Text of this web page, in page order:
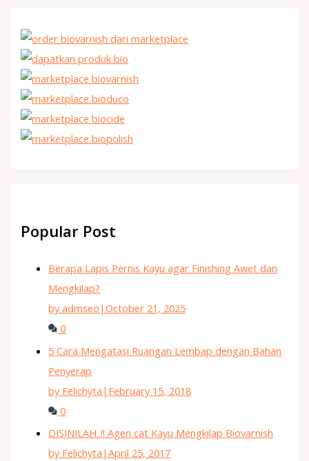
Popular Post
Berapa Lapis Pernis Kayu agar Finishing Awet dan
Mengkilap?
by admseo |October 21, 2025
0
5 Cara Mengatasi Ruangan Lembap dengan Bahan
Penyerap
by Felichyta | February 15, 2018
0
DISINILAH..!! Agen cat Kayu Mengkilap Biovarnish
by Felichyta |April 25, 2017